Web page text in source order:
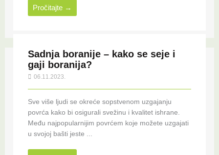
Pročitajte →
Sadnja boranije – kako se seje i
gaji boranija?
06.11.2023.
Sve više ljudi se okreće sopstvenom uzgajanju
povrća kako bi osigurali svežinu i kvalitet ishrane.
Među najpopularnijim povrćem koje možete uzgajati
u svojoj bašti jeste ...